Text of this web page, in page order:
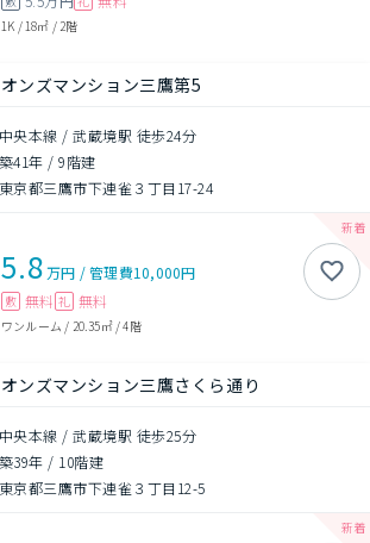
1K / 18㎡ / 2階
ンズマンション三鷹第5
中央本線 / 武蔵境駅 徒歩24分
築41年 /9階建
東京都三鷹市下連雀３丁目17-24
5.8万円 /管理費10,000円
敷 無料 礼 無料
ワンルーム / 20.35㎡/4階
ンズマンション三鷹さくら通り
中央本線 / 武蔵境駅 徒歩25分
築39年 / 10階建
東京都三鷹市下連雀３丁目12-5